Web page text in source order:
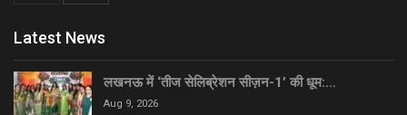
Latest News
लखनऊ में ‘तीज सेलिब्रेशन सीज़न-1’ की धूम:…
Aug 9, 2026